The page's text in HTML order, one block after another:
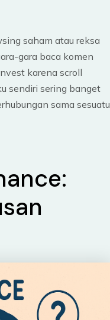
saham atau reksa
gara baca komen
karena scroll
sendiri sering banget
sama sesuatu